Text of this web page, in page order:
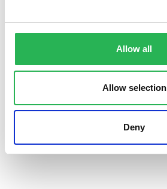
Allow all
Allow selection
Deny
Direktør Christine E. Swane
Medarbejdere
Konferencer
Uddelingsstrategi